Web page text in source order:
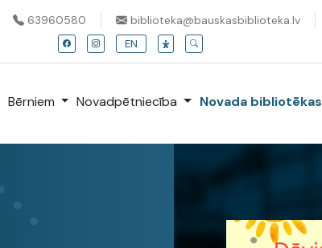
63960580 biblioteka@bauskasbiblioteka.lv
EN
Bērniem Novadpētniecība Novada bibliotēkas